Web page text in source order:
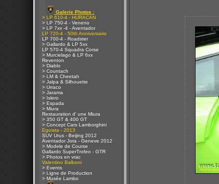
Galerie Photos :
> LP 610-4 - HURACAN
> LP 750-4 - Veneno
> LP 7xx -4 - Aventador
LP 720-4 - 50th Anniversario
LP 700-4 - Roadster
> Gallardo & LP 5xx
LP 570-4 Squadra Corse
> Murcielago & LP 6xx
Reventon
> Diablo
> Countach
> LM & Cheetah
> Jalpa & Silhouette
> Urraco
> Jarama
> Islero
> Espada
> Miura
Restauration d' une Miura
> 350 GT & 400 GT
> Concept Cars Lamborghini
Egoista - 2013
SUV Urus - Beijing 2012
Aventador Jota - Geneve 2012
> Modele de Course
Gallardo SuperTrofeo - GTR
> Photos en vrac
Valentino Balboni
> Events
> Ligne de Production
> Musée Lambo